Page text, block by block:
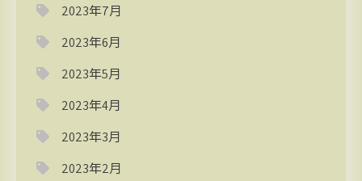
2023年7月
2023年6月
2023年5月
2023年4月
2023年3月
2023年2月